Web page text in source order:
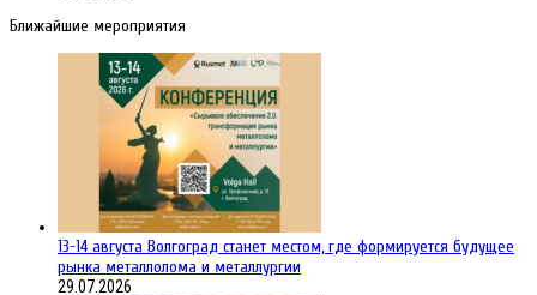
Ближайшие мероприятия
13-14 августа Волгоград станет местом, где формируется будущее
рынка металлолома и металлургии
29.07.2026